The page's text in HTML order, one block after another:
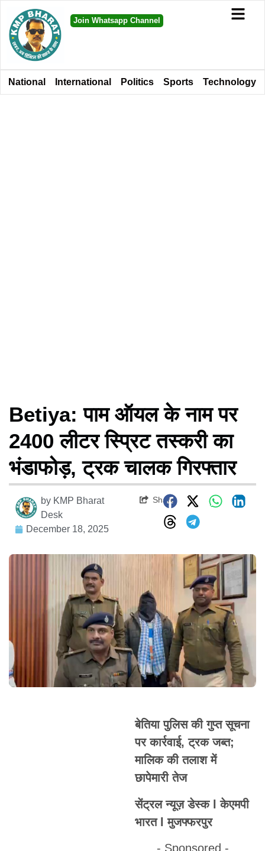
Join Whatsapp Channel
National International Politics Sports Technology
Betiya: पाम ऑयल के नाम पर
2400 लीटर स्प्रिट तस्करी का
भंडाफोड़, ट्रक चालक गिरफ्तार
by KMP Bharat
Desk
December 18, 2025
Share
बेतिया पुलिस की गुप्त सूचना
पर कार्रवाई, ट्रक जब्त;
मालिक की तलाश में
छापेमारी तेज
सेंट्रल न्यूज़ डेस्क l केएमपी
भारत l मुजफ्फरपुर
- Sponsored -